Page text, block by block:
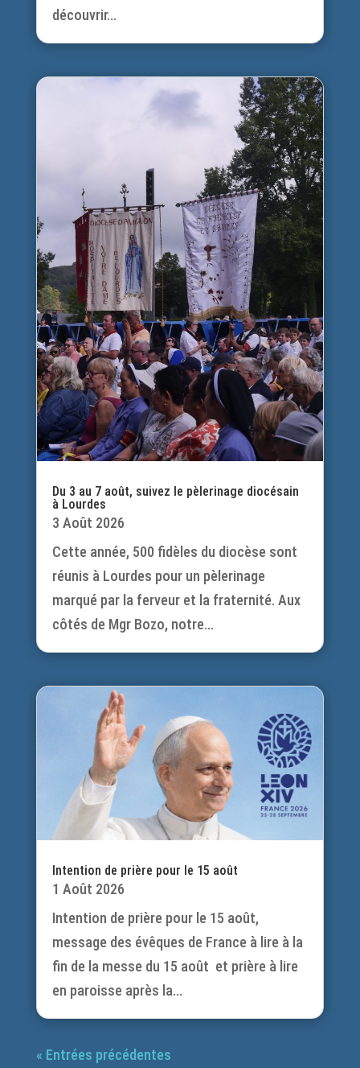
découvrir...
Du 3 au 7 août, suivez le pèlerinage diocésain
à Lourdes
3 Août 2026
Cette année, 500 fidèles du diocèse sont
réunis à Lourdes pour un pèlerinage
marqué par la ferveur et la fraternité. Aux
côtés de Mgr Bozo, notre...
Intention de prière pour le 15 août
1 Août 2026
Intention de prière pour le 15 août,
message des évêques de France à lire à la
fin de la messe du 15 août et prière à lire
en paroisse après la...
« Entrées précédentes